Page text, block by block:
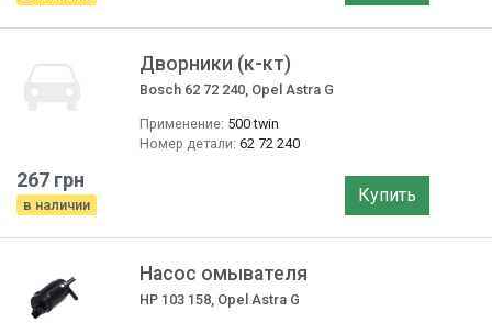
Дворники (к-кт)
Bosch 62 72 240, Opel Astra G
Применение: 500 twin
Номер детали: 62 72 240
267 грн
в наличии Купить
Насос омывателя
HP 103 158, Opel Astra G